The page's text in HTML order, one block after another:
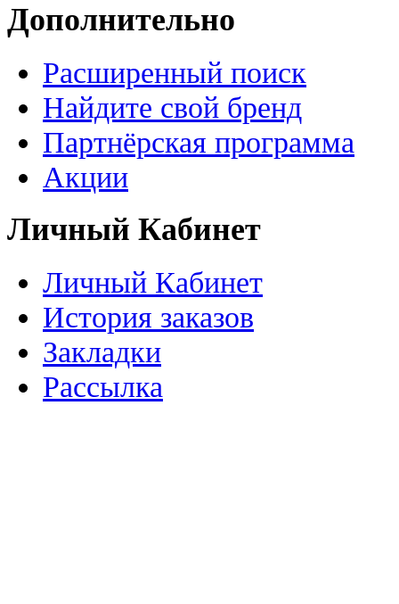
Дополнительно
Расширенный поиск
Найдите свой бренд
Партнёрская программа
Акции
Личный Кабинет
Личный Кабинет
История заказов
Закладки
Рассылка